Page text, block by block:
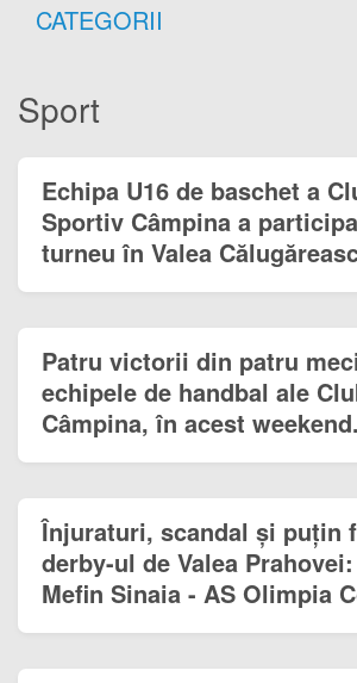
CATEGORII
Sport
Echipa U16 de baschet a
Sportiv Câmpina a
turneu în Valea
Patru victorii din patru
echipele de handbal ale
Câmpina, în acest weekend.
Înjuraturi, scandal și puțin
derby-ul de Valea
Mefin Sinaia - AS Olimpia